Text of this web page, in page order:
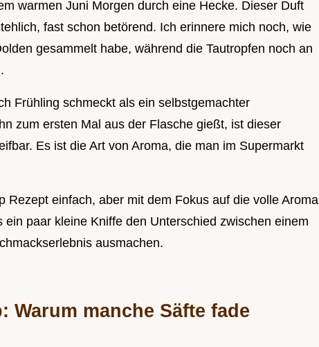
warmen Juni Morgen durch eine Hecke. Dieser Duft
fast schon betörend. Ich erinnere mich noch, wie
gesammelt habe, während die Tautropfen noch an
Frühling schmeckt als ein selbstgemachter
zum ersten Mal aus der Flasche gießt, ist dieser
Es ist die Art von Aroma, die man im Supermarkt
Rezept einfach, aber mit dem Fokus auf die volle Aroma
paar kleine Kniffe den Unterschied zwischen einem
ausmachen.
manche Säfte fade